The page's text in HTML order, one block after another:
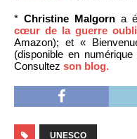
* Christine Malgorn a
cœur de la guerre
Amazon); et «
(disponible en
Consultez son blog.
UNESCO